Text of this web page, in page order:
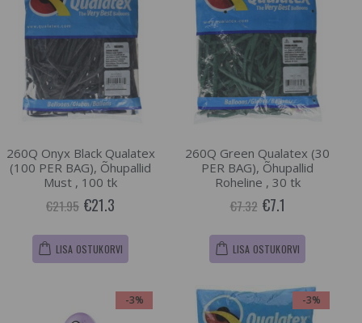
260Q Onyx Black Qualatex
(100 PER BAG), Õhupallid
Must , 100 tk
€21.95 €21.3
LISA OSTUKORVI
260Q Green Qualatex (30
PER BAG), Õhupallid
Roheline , 30 tk
€7.32 €7.1
LISA OSTUKORVI
-3% -3%